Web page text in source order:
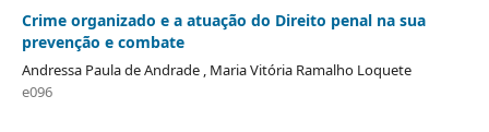
Crime organizado e a atuação do Direito penal na sua
prevenção e combate
Andressa Paula de Andrade , Maria Vitória Ramalho Loquete
e096